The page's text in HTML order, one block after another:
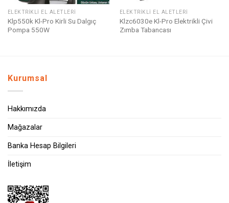
ELEKTRIKLI EL ALETLERI
Klp550k Kl-Pro Kirli Su Dalgıç
Pompa 550W
ELEKTRIKLI EL ALETLERI
Klzc6030e Kl-Pro Elektrikli Çivi
Zımba Tabancası
Kurumsal
Hakkımızda
Mağazalar
Banka Hesap Bilgileri
İletişim